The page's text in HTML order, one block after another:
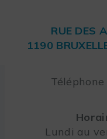
RUE DES
1190
Lundi au